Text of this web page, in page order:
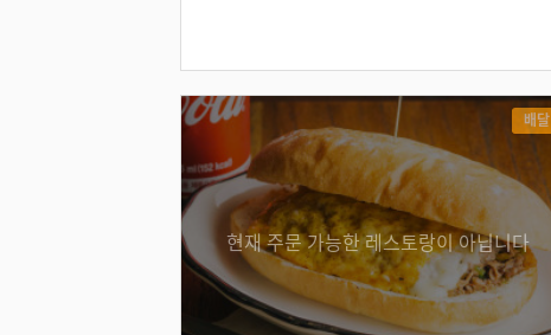
배달
현재 주문 가능한 레스토랑이 아닙니다